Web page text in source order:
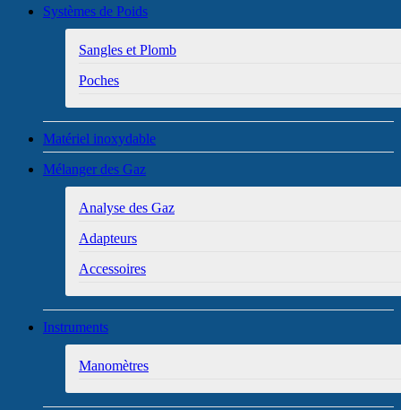
Systèmes de Poids
Sangles et Plomb
Poches
Matériel inoxydable
Mélanger des Gaz
Analyse des Gaz
Adapteurs
Accessoires
Instruments
Manomètres